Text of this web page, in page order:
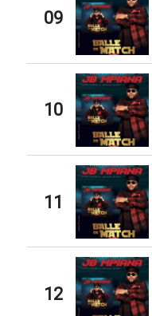
09
10
11
12